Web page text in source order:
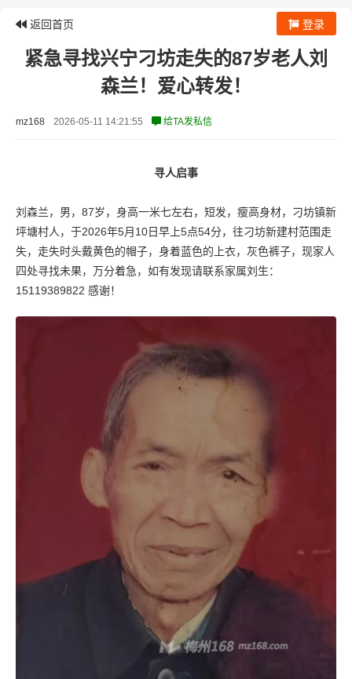
返回首页 登录
紧急寻找兴宁刁坊走失的87岁老人刘
森兰！爱心转发！
mz168 2026-05-11 14:21:55 给TA发私信
寻人启事
刘森兰，男，87岁，身高一米七左右，短发，瘦高身材，刁坊镇新
坪塘村人，于2026年5月10日早上5点54分，往刁坊新建村范围走
失，走失时头戴黄色的帽子，身着蓝色的上衣，灰色裤子，现家人
四处寻找未果，万分着急，如有发现请联系家属刘生：
15119389822 感谢！